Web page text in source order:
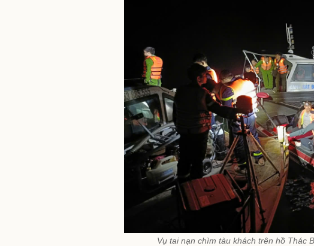
Vụ tai nạn chìm tàu khách trên hồ Thác